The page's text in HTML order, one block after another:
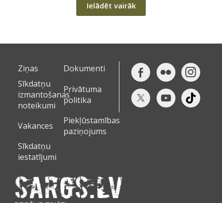
Ielādēt vairāk
Ziņas
Dokumenti
Sīkdatņu
izmantošanas
noteikumi
Privātuma
politika
Vakances
Piekļūstamības
paziņojums
Sīkdatņu
iestatījumi